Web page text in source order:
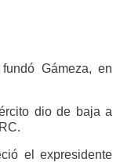
Gámeza, en
dio de baja a
el expresidente